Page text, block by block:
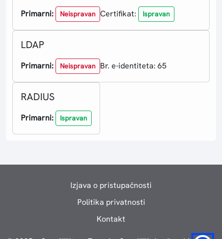
Primarni: Neispravan Certifikat: Ispravan
LDAP
Primarni: Neispravan Br. e-identiteta: 65
RADIUS
Primarni: Ispravan
Izjava o pristupačnosti
Politika privatnosti
Kontakt